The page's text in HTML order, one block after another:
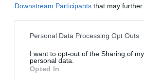
Downstream Participants that may
Please note that this website/app uses
not limited to your visit or usage
grant or deny consent to Google and its
use your data for below specified
Personal Data Processing Opt Outs
I want to opt-out of the Sharing of my
personal data.
Opted In